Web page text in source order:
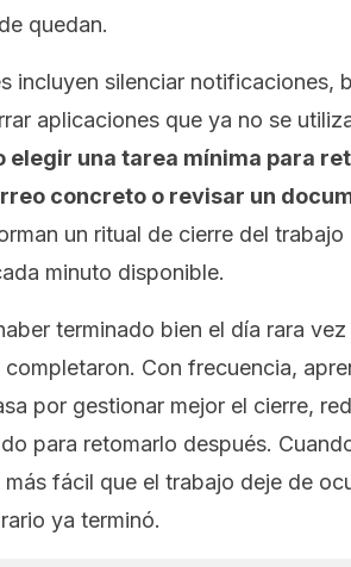
quedan.
incluyen silenciar notificaciones,
aplicaciones que ya no se
una tarea mínima para
concreto o revisar un
un ritual de cierre del
minuto disponible.
terminado bien el día rara
completaron. Con frecuencia,
por gestionar mejor el cierre,
para retomarlo después.
fácil que el trabajo deje de
ya terminó.